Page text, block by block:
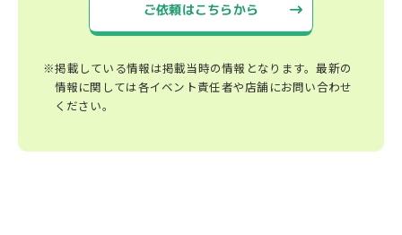
ご依頼はこちらから
※掲載している情報は掲載当時の情報となります。最新の
情報に関しては各イベント責任者や店舗にお問い合わせ
ください。